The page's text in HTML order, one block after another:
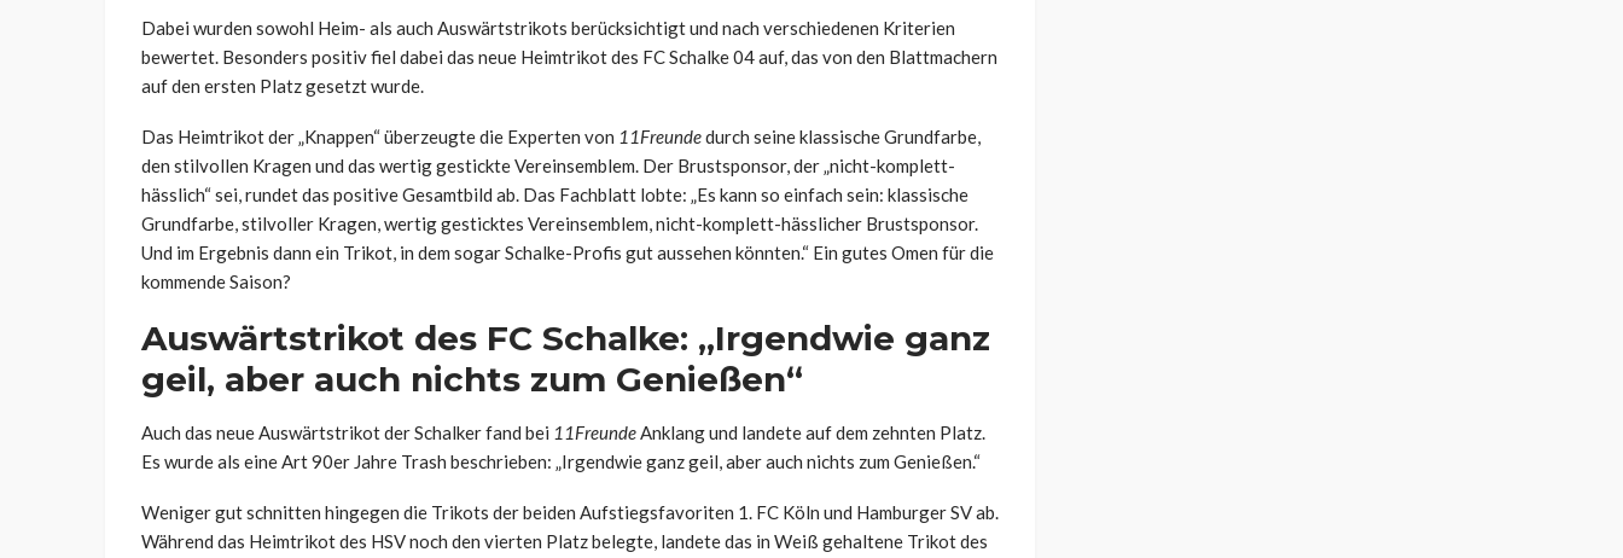
Dabei wurden sowohl Heim- als auch Auswärtstrikots berücksichtigt und nach verschiedenen Kriterien
bewertet. Besonders positiv fiel dabei das neue Heimtrikot des FC Schalke 04 auf, das von den Blattmachern
auf den ersten Platz gesetzt wurde.
Das Heimtrikot der „Knappen“ überzeugte die Experten von 11Freundedurch seine klassische Grundfarbe,
den stilvollen Kragen und das wertig gestickte Vereinsemblem. Der Brustsponsor, der „nicht-komplett-
hässlich“ sei, rundet das positive Gesamtbild ab. Das Fachblatt lobte: „Es kann so einfach sein: klassische
Grundfarbe, stilvoller Kragen, wertig gesticktes Vereinsemblem, nicht-komplett-hässlicher Brustsponsor.
Und im Ergebnis dann ein Trikot, in dem sogar Schalke-Profis gut aussehen könnten.“ Ein gutes Omen für die
kommende Saison?
Auswärtstrikot des FC Schalke: „Irgendwie ganz
geil, aber auch nichts zum Genießen“
Auch das neue Auswärtstrikot der Schalker fand bei 11FreundeAnklang und landete auf dem zehnten Platz.
Es wurde als eine Art 90er Jahre Trash beschrieben: „Irgendwie ganz geil, aber auch nichts zum Genießen.“
Weniger gut schnitten hingegen die Trikots der beiden Aufstiegsfavoriten 1. FC Köln und Hamburger SV ab.
Während das Heimtrikot des HSV noch den vierten Platz belegte, landete das in Weiß gehaltene Trikot des